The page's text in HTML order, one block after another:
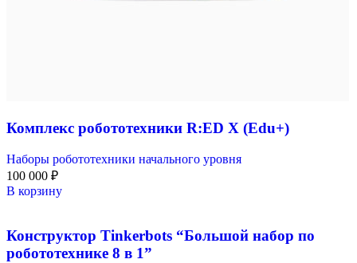
Комплекс робототехники R:ED X (Edu+)
Наборы робототехники начального уровня
100 000 ₽
В корзину
Конструктор Tinkerbots “Большой набор по
робототехнике 8 в 1”